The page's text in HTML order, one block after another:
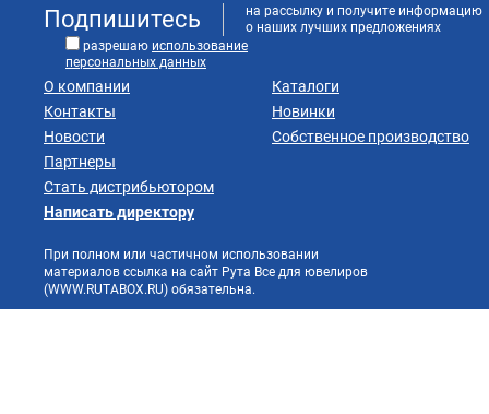
Подпишитесь
на рассылку и получите информацию
о наших лучших предложениях
разрешаю использование
персональных данных
О компании
Контакты
Новости
Партнеры
Стать дистрибьютором
Каталоги
Новинки
Собственное производство
Написать директору
При полном или частичном использовании
материалов ссылка на сайт Рута Все для ювелиров
(WWW.RUTABOX.RU) обязательна.